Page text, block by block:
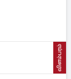
விளம்பரம்